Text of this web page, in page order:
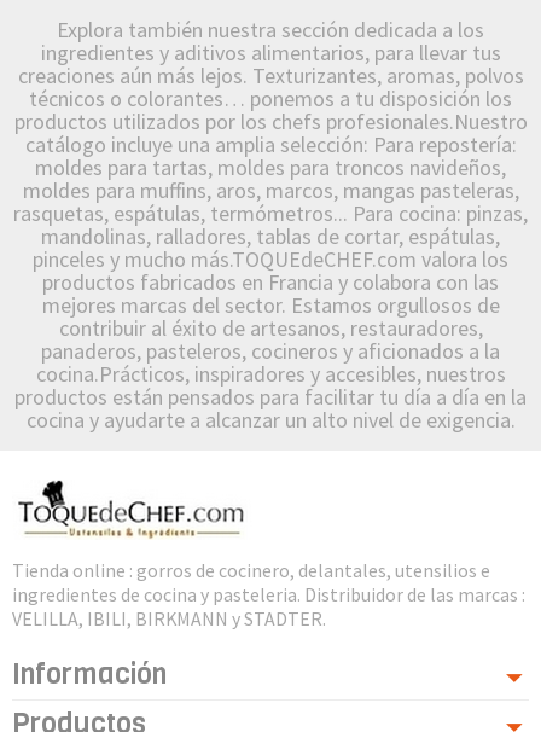
Explora también nuestra sección dedicada a los
ingredientes y aditivos alimentarios, para llevar tus
creaciones aún más lejos. Texturizantes, aromas, polvos
técnicos o colorantes… ponemos a tu disposición los
productos utilizados por los chefs profesionales.Nuestro
catálogo incluye una amplia selección: Para repostería:
moldes para tartas, moldes para troncos navideños,
moldes para muffins, aros, marcos, mangas pasteleras,
rasquetas, espátulas, termómetros... Para cocina: pinzas,
mandolinas, ralladores, tablas de cortar, espátulas,
pinceles y mucho más.TOQUEdeCHEF.com valora los
productos fabricados en Francia y colabora con las
mejores marcas del sector. Estamos orgullosos de
contribuir al éxito de artesanos, restauradores,
panaderos, pasteleros, cocineros y aficionados a la
cocina.Prácticos, inspiradores y accesibles, nuestros
productos están pensados para facilitar tu día a día en la
cocina y ayudarte a alcanzar un alto nivel de exigencia.
Tienda online : gorros de cocinero, delantales, utensilios e
ingredientes de cocina y pasteleria. Distribuidor de las marcas :
VELILLA, IBILI, BIRKMANN y STADTER.
Información
Productos